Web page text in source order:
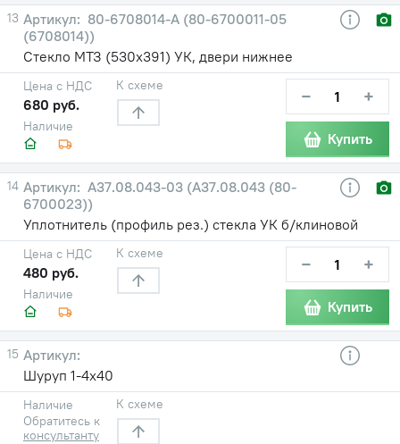
13
80-6708014-А (80-6700011-05
(6708014))
Стекло МТЗ (530х391) УК, двери нижнее
Наличие
Цена с НДС
680 руб.
К схеме − +
Купить
14
А37.08.043-03 (А37.08.043 (80-
6700023))
Уплотнитель (профиль рез.) стекла УК б/клиновой
Наличие
Цена с НДС
480 руб.
К схеме − +
Купить
15
Шуруп 1-4х40
Наличие
Обратитесь к
консультанту
К схеме